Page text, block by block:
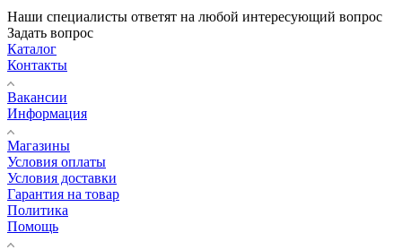
Наши специалисты ответят на любой интересующий вопрос
Задать вопрос
Каталог
Контакты
Вакансии
Информация
Магазины
Условия оплаты
Условия доставки
Гарантия на товар
Политика
Помощь